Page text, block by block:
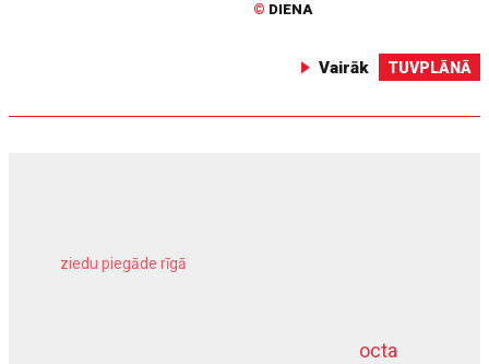
© DIENA
Vairāk TUVPLĀNĀ
octa
ziedu piegāde rīgā
dziļurbums